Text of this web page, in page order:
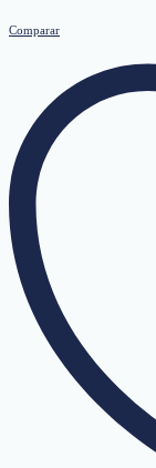
Comparar